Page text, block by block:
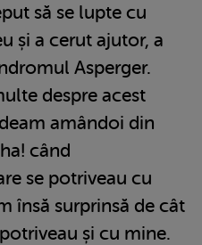
să se lupte cu
și a cerut ajutor, a
Asperger.
despre acest
amândoi din
când
se potriveau cu
însă surprinsă de cât
și cu mine.